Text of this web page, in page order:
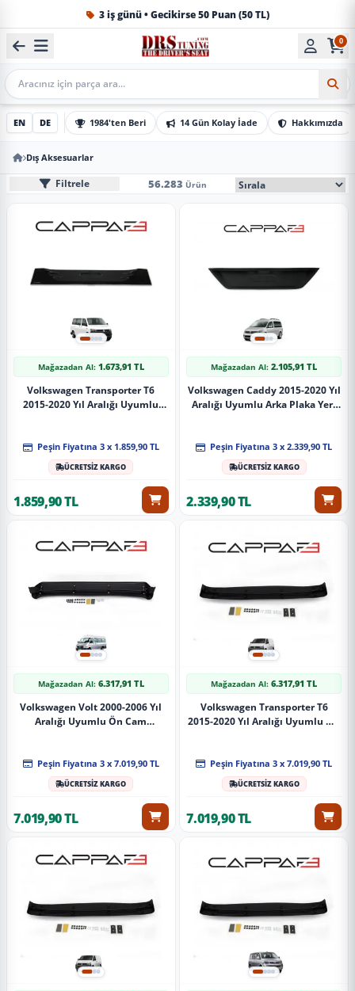
3 iş günü • Gecikirse 50 Puan (50 TL)
1984'ten beri Türkiye’nin en büyük oto aksesuar ve tuning 0
Mobil Arama
EN DE 1984'ten Beri 14 Gün Kolay İade Hakkımızda
Dış Aksesuarlar
Dış Aksesuarlar
Filtrele 56.283 Ürün Mobil Sıralama
Mağazadan Al: 1.673,91 TL
Volkswagen Transporter T6
2015-2020 Yıl Aralığı Uyumlu
Peşin Fiyatına 3 x 1.859,90 TL
ÜCRETSİZ KARGO
1.859,90 TL
Mağazadan Al:2.105,91 TL
Volkswagen Caddy 2015-2020 Yıl
Aralığı Uyumlu Arka Plaka Yeri
Peşin Fiyatına 3 x 2.339,90 TL
ÜCRETSİZ KARGO
2.339,90 TL
Mağazadan Al: 6.317,91 TL
Volkswagen Volt 2000-2006 Yıl
Aralığı Uyumlu Ön Cam
Peşin Fiyatına 3 x 7.019,90 TL
ÜCRETSİZ KARGO
7.019,90 TL
Mağazadan Al:6.317,91 TL
Volkswagen Transporter T6
2015-2020 Yıl Aralığı Uyumlu Ön
Peşin Fiyatına 3 x 7.019,90 TL
ÜCRETSİZ KARGO
7.019,90 TL